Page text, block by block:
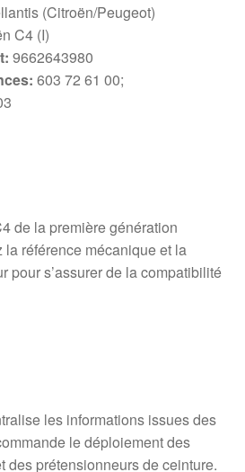
(Citroën/Peugeot)
C4 (I)
9662643980
603 72 61 00;
de la première génération
la référence mécanique et la
pour s’assurer de la compatibilité
les informations issues des
le déploiement des
des prétensionneurs de ceinture.